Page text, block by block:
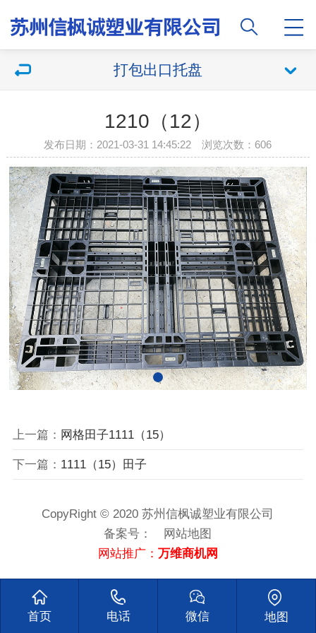
打包出口托盘
1210（12）
发布日期：2021-03-31 14:45:22 浏览次数：606
上一篇： 网格田子1111（15）
下一篇： 1111（15）田子
CopyRight © 2020 苏州信枫诚塑业有限公司
备案号：
网站地图
网站推广： 万维商机网
首页 电话 微信 地图